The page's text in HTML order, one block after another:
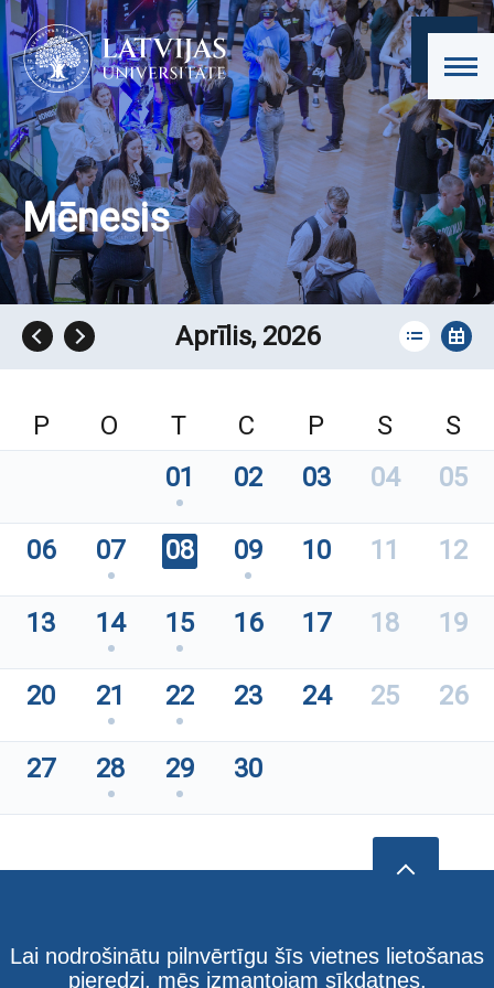
Mēnesis
Aprīlis, 2026
P O T C P S
S
01
02 03 04 05
06 07 08 09 10 11 12
13 14 15 16 17 18 19
20 21 22 23 24 25 26
27 28 29 30
Lai nodrošinātu pilnvērtīgu šīs vietnes lietošanas
pieredzi, mēs izmantojam sīkdatnes.